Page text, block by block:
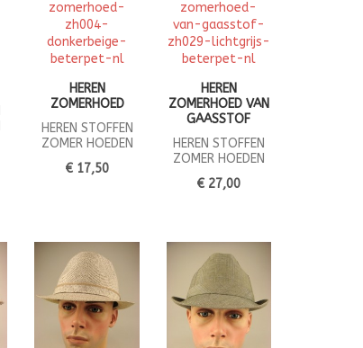
HEREN
ZOMERHOED
HEREN STOFFEN
ZOMER HOEDEN
€ 17,50
HEREN
ZOMERHOED VAN
GAASSTOF
HEREN STOFFEN
ZOMER HOEDEN
€ 27,00